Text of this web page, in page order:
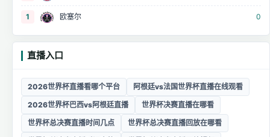
1 欧塞尔 0
直播入口
2026世界杯直播看哪个平台
阿根廷vs法国世界杯直播在线观看
2026世界杯巴西vs阿根廷直播
世界杯决赛直播在哪看
世界杯总决赛直播时间几点
世界杯总决赛直播回放在哪看